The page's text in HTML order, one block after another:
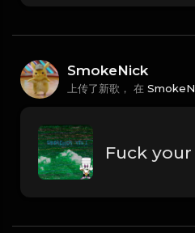
SmokeNick
上传了新歌， 在